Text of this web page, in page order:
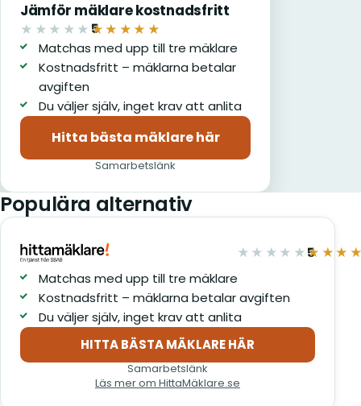
Jämför mäklare kostnadsfritt
★★★★★ ★★★★★
5
av 5
Matchas med upp till tre mäklare
Kostnadsfritt – mäklarna betalar
avgiften
Du väljer själv, inget krav att anlita
Hitta bästa mäklare här
(öppnas i nytt fönster)
Samarbetslänk
Populära alternativ
★★★★★5
av 5
Matchas med upp till tre mäklare
Kostnadsfritt – mäklarna betalar avgiften
Du väljer själv, inget krav att anlita
HITTA BÄSTA MÄKLARE HÄR
(öppnas i nytt fönster)
Samarbetslänk
Läs mer om HittaMäklare.se